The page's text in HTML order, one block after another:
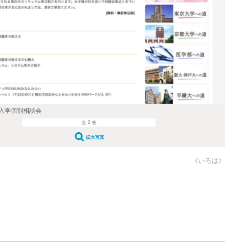
学個別相談会
全 2 枚
拡大写真
《いろは》